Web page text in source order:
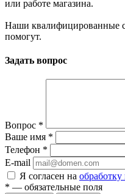
или работе магазина.
Наши квалифицированные
помогут.
Задать вопрос
Вопрос *
Ваше имя *
Телефон *
E-mail
Я согласен на
* — обязательные поля